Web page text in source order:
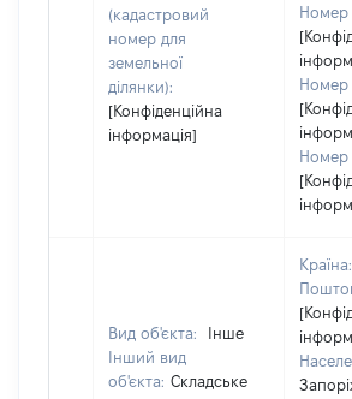
(кадастровий
номер для
земельної
ділянки):
[Конфіденційна
інформація]
Номер
Номер
Номер
Вид об'єкта:
Інше
Інший вид
об'єкта: Складське
Країна: